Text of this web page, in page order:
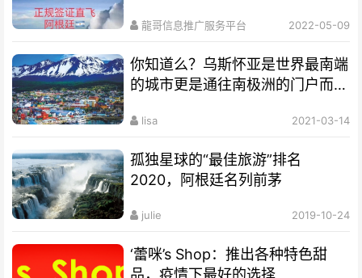
龍哥信息推广服务平台 2022-05-09
你知道么？乌斯怀亚是世界最南端
的城市更是通往南极洲的门户而驰
lisa 2021-03-14
孤独星球的“最佳旅游”排名
2020，阿根廷名列前茅
julie 2019-10-24
‘蕾咪’s Shop：推出各种特色甜
品，疫情下最好的选择